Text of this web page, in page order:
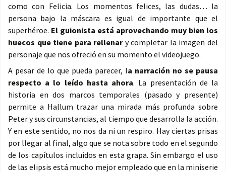
como con Felicia. Los momentos felices, las dudas… la
persona bajo la máscara es igual de importante que el
superhéroe. El guionista está aprovechando muy bien los
huecos que tiene para rellenary completar la imagen del
personaje que nos ofreció en su momento el videojuego.
A pesar de lo que pueda parecer, la narración no se pausa
respecto a lo leído hasta ahora. La presentación de la
historia en dos marcos temporales (pasado y presente)
permite a Hallum trazar una mirada más profunda sobre
Peter y sus circunstancias, al tiempo que desarrolla la acción.
Y en este sentido, no nos da ni un respiro. Hay ciertas prisas
por llegar al final, algo que se nota sobre todo en el segundo
de los capítulos incluidos en esta grapa. Sin embargo el uso
de las elipsis está mucho mejor empleado que en la miniserie